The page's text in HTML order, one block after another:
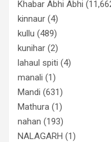
Khabar Abhi Abhi
kinnaur (4)
kullu (489)
kunihar (2)
lahaul spiti (4)
manali (1)
Mandi (631)
Mathura (1)
nahan (193)
NALAGARH (1)